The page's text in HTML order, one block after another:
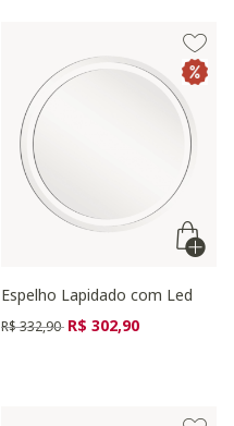
Espelho Lapidado com Led
Preço reduzido de
R$ 332,90 para
R$ 302,90